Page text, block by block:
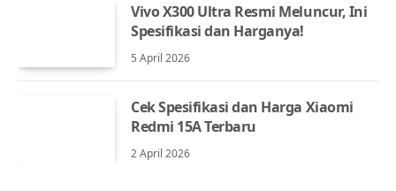
Vivo X300 Ultra Resmi Meluncur, Ini
Spesifikasi dan Harganya!
5 April 2026
Cek Spesifikasi dan Harga Xiaomi
Redmi 15A Terbaru
2 April 2026